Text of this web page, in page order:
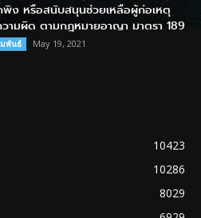
พิง หรือสนับสนุนช่วยเหลือผู้ก่อเหตุ
ามผิด ตามกฎหมายอาญา มาตรา 189
พันธ์ May 19, 2021
10423
10286
8029